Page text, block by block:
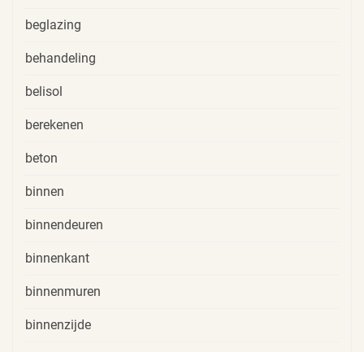
beglazing
behandeling
belisol
berekenen
beton
binnen
binnendeuren
binnenkant
binnenmuren
binnenzijde